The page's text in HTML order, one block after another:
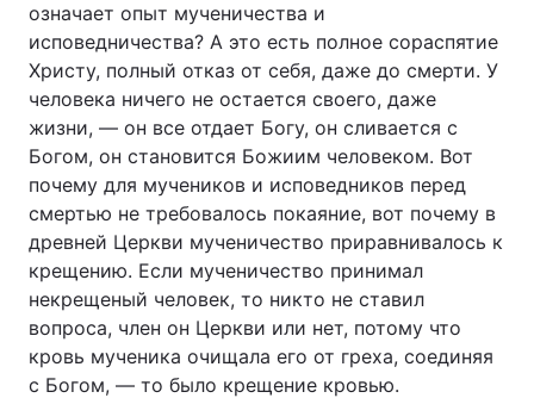
означает опыт мученичества и
исповедничества? А это есть полное сораспятие
Христу, полный отказ от себя, даже до смерти. У
человека ничего не остается своего, даже
жизни, — он все отдает Богу, он сливается с
Богом, он становится Божиим человеком. Вот
почему для мучеников и исповедников перед
смертью не требовалось покаяние, вот почему в
древней Церкви мученичество приравнивалось к
крещению. Если мученичество принимал
некрещеный человек, то никто не ставил
вопроса, член он Церкви или нет, потому что
кровь мученика очищала его от греха, соединяя
с Богом, — то было крещение кровью.